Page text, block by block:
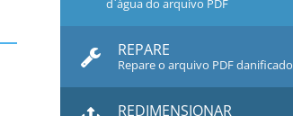
d`água do arquivo PDF
REPARE
Repare o arquivo PDF danificado
REDIMENSIONAR